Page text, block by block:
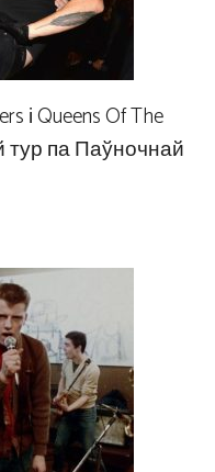
і Queens Of The
тур па Паўночнай